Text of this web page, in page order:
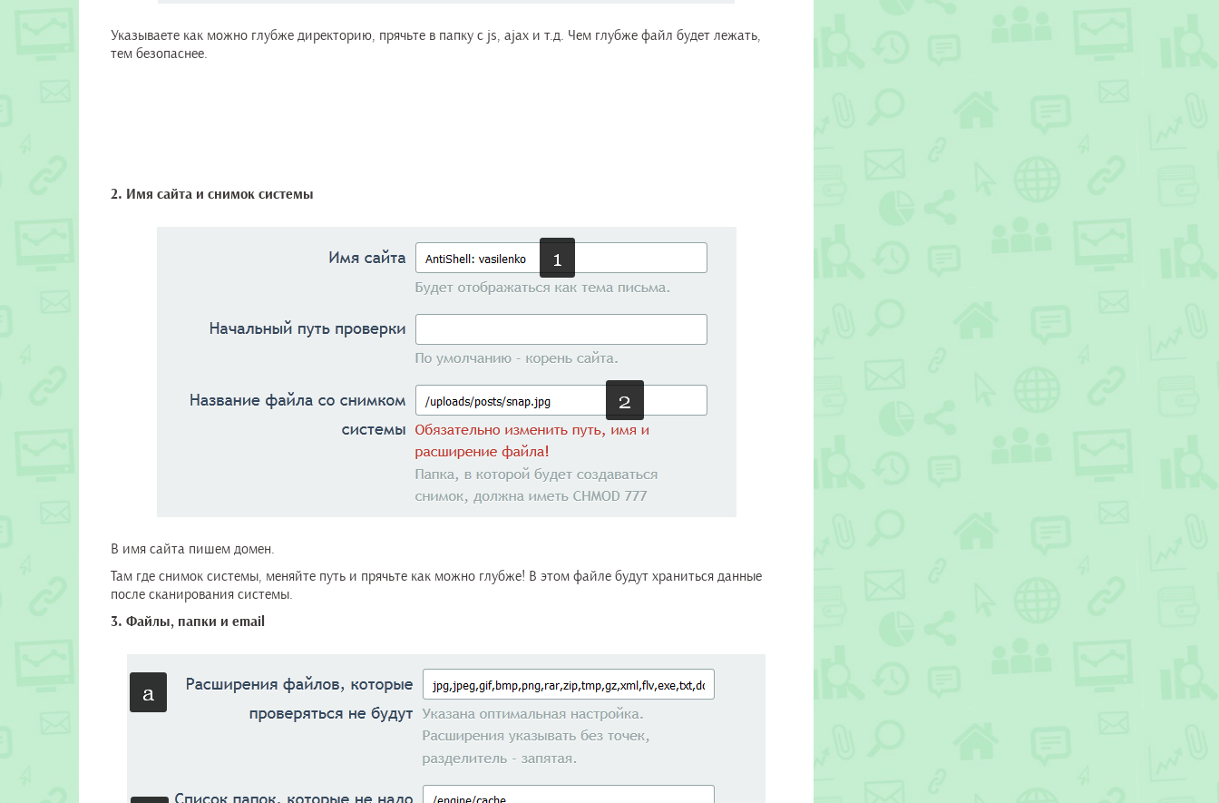
Указываете как можно глубже директорию, прячьте в папку с js, ajax и т.д. Чем глубже файл будет лежать,
тем безопаснее.
2. Имя сайта и снимок системы
В имя сайта пишем домен.
Там где снимок системы, меняйте путь и прячьте как можно глубже! В этом файле будут храниться данные
после сканирования системы.
3. Файлы, папки и email